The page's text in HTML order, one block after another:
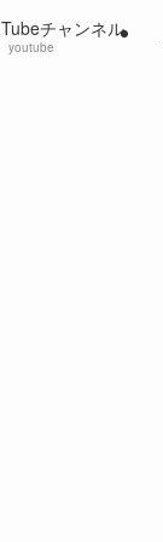
チャンネル
youtube